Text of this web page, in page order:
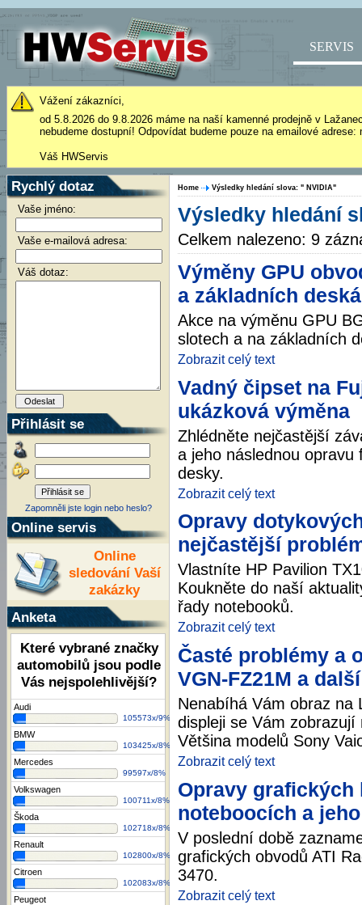
SERVIS
Vážení zákazníci,
od 5.8.2026 do 9.8.2026 máme na naší kamenné prodejně v
nebudeme dostupní! Odpovídat budeme pouze na emailové
Váš HWServis
Rychlý dotaz
Vaše jméno:
Vaše e-mailová adresa:
Váš dotaz:
Přihlásit se
Zapomněli jste login nebo heslo?
Online servis
Online
sledování Vaší
zakázky
Anketa
Které vybrané značky
automobilů jsou podle
Vás nejspolehlivější?
Audi
105573x/9%
BMW
103425x/8%
Mercedes
99597x/8%
Volkswagen
100711x/8%
Škoda
102718x/8%
Renault
102800x/8%
Citroen
102083x/8%
Peugeot
Home Výsledky hledání slova: " NVIDIA"
Výsledky hledání
Celkem nalezeno: 9
Výměny GPU
a základních
Akce na výměnu GPU
slotech a na základních
Zobrazit celý text
Vadný čipset na
ukázková výměna
Zhlédněte nejčastější
a jeho následnou
desky.
Zobrazit celý text
Opravy
nejčastější
Vlastníte HP Pavilion
Koukněte do naší
řady notebooků.
Zobrazit celý text
Časté problémy a
VGN-FZ21M a
Nenabíhá Vám obraz na
displeji se Vám
Většina modelů Sony
Zobrazit celý text
Opravy grafických
noteboocích a
V poslední době
grafických obvodů ATI
3470.
Zobrazit celý text